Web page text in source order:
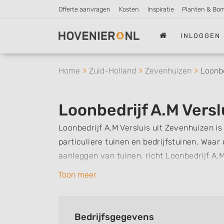
Offerte aanvragen Kosten Inspiratie Planten &
INLOGGEN
Home Zuid-Holland Zevenhuizen
Loonbedrijf A.M
Loonbedrijf A.M Versluis uit Zevenhuizen
particuliere tuinen en bedrijfstuinen.
aanleggen van tuinen, richt Loonbedrijf
voorbeelden van werkzaamheden die ze
bladruimen. Daarnaast kunt u bij
Toon meer
Bedrijfsgegevens